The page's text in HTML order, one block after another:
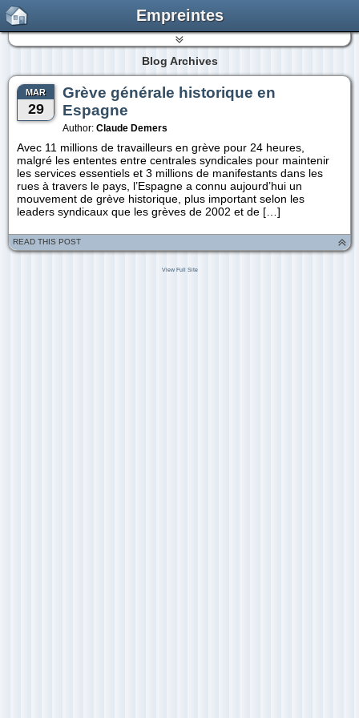
Empreintes
Blog Archives
MAR
29
Grève générale historique en
Espagne
Author: Claude Demers
Avec 11 millions de travailleurs en grève pour 24 heures,
malgré les ententes entre centrales syndicales pour maintenir
les services essentiels et 3 millions de manifestants dans les
rues à travers le pays, l’Espagne a connu aujourd’hui un
mouvement de grève historique, plus important selon les
leaders syndicaux que les grèves de 2002 et de […]
READ THIS POST
View Full Site